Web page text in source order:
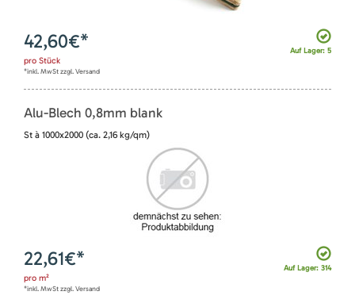
Auf Lager: 5
42,60€*
pro Stück
*inkl. MwSt zzgl. Versand
Alu-Blech 0,8mm blank
St à 1000x2000 (ca. 2,16 kg/qm)
Auf Lager: 314
22,61€*
pro m²
*inkl. MwSt zzgl. Versand